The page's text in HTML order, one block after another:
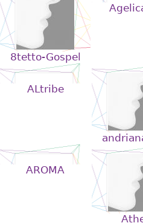
8tetto-Gospel
ALtribe
AROMA